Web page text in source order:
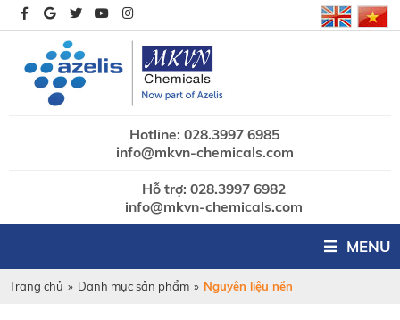
Hotline: 028.3997 6985
info@mkvn-chemicals.com
Hỗ trợ: 028.3997 6982
info@mkvn-chemicals.com
MENU
Trang chủ » Danh mục sản phẩm » Nguyên liệu nền